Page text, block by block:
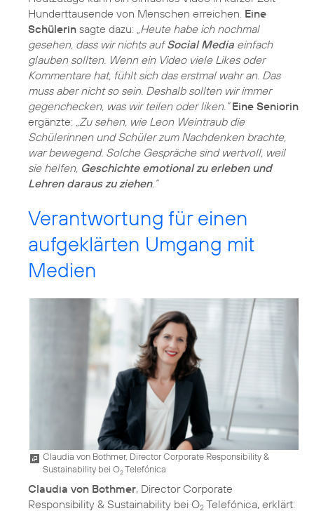
Hunderttausende von Menschen erreichen. Eine
Schülerin sagte dazu: „Heute habe ich nochmal
gesehen, dass wir nichts aufSocial Media einfach
glauben sollten. Wenn ein Video viele Likes oder
Kommentare hat, fühlt sich das erstmal wahr an. Das
muss aber nicht so sein. Deshalb sollten wir immer
gegenchecken, was wir teilen oder liken.” Eine Seniorin
ergänzte: „Zu sehen, wie Leon Weintraub die
Schülerinnen und Schüler zum Nachdenken brachte,
war bewegend. Solche Gespräche sind wertvoll, weil
sie helfen, Geschichte emotional zu erleben und
Lehren daraus zu ziehen.“
Verantwortung für einen
aufgeklärten Umgang mit
Medien
Claudia von Bothmer, Director Corporate Responsibility &
Sustainability bei O2Telefónica
Claudia von Bothmer, Director Corporate
Responsibility & Sustainability bei O2 Telefónica, erklärt: